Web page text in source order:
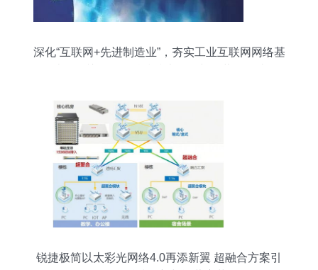
深化“互联网+先进制造业”，夯实工业互联网网络基
锐捷极简以太彩光网络4.0再添新翼 超融合方案引